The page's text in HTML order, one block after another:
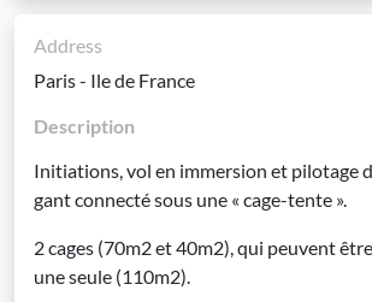
Address
Paris - Ile de France
Description
Initiations, vol en immersion et pilotage
gant connecté sous une « cage-tente ».
2 cages (70m2 et 40m2), qui peuvent
une seule (110m2).